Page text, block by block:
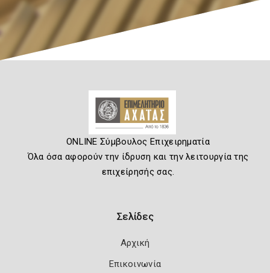
ONLINE Σύμβουλος Επιχειρηματία
Όλα όσα αφορούν την ίδρυση και την λειτουργία της
επιχείρησής σας.
Σελίδες
Αρχική
Επικοινωνία